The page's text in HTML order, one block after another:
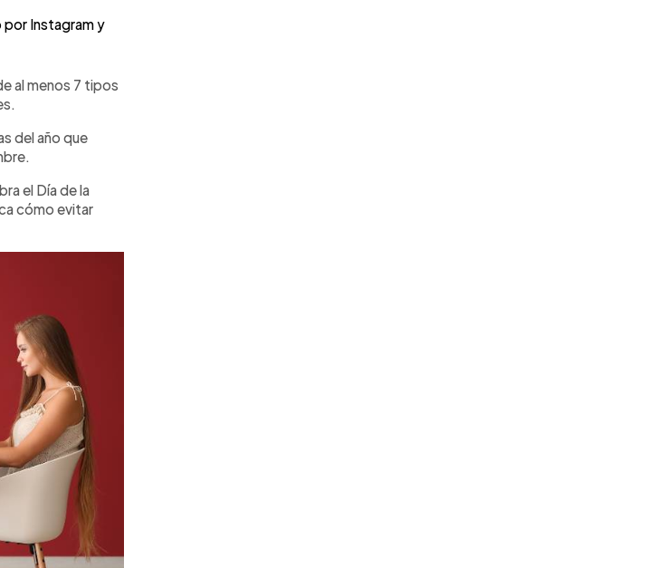
Instagram y
al menos 7 tipos
del año que
el Día de la
cómo evitar